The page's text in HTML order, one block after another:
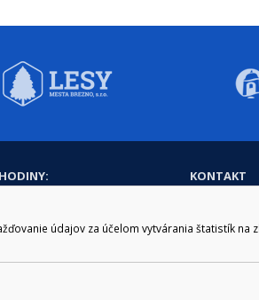
údajov za účelom vytvárania štatistík
KONTAKT